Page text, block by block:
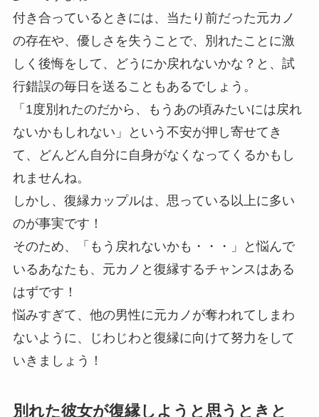
付き合っているときには、当たり前だった元カノ
の存在や、優しさを失うことで、別れたことに激
しく後悔をして、どうにか戻れないかな？と、試
行錯誤の毎日を送ることもあるでしょう。
「1度別れたのだから、もうあの頃みたいには戻れ
ないかもしれない」という不安が押し寄せてき
て、どんどん自分に自身がなくなってくるかもし
れませんね。
しかし、復縁カップルは、思っている以上に多い
のが事実です！
そのため、「もう戻れないかも・・・」と悩んで
いるあなたも、元カノと復縁するチャンスはある
はずです！
悩みすぎて、他の男性に元カノが奪われてしまわ
ないように、じわじわと復縁に向けて努力をして
いきましょう！
別れた彼女が復縁しようと思うときと